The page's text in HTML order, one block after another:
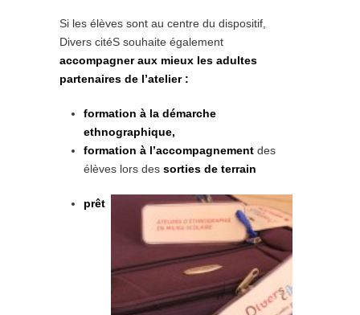
Si les élèves sont au centre du dispositif,
Divers citéS souhaite également
accompagner aux mieux les adultes
partenaires de l’atelier :
formation à la démarche
ethnographique,
formation à l’accompagnement des
élèves lors des sorties de terrain
prêt